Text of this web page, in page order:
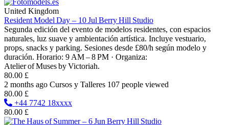
United Kingdom
Resident Model Day – 10 Jul Berry Hill Studio
Segunda edición del evento de modelos residentes, con espacios
naturales, luz suave y ambientación artística. Incluye vestuario,
props, snacks y parking. Sesiones desde £80/h según modelo y
duración. Horario: 9 AM – 8 PM · Organiza:
Atelier of Muses by Victoriah.
80.00 £
2 months ago Cursos y Talleres 107 people viewed
80.00 £
+44 7742 18xxxx
80.00 £